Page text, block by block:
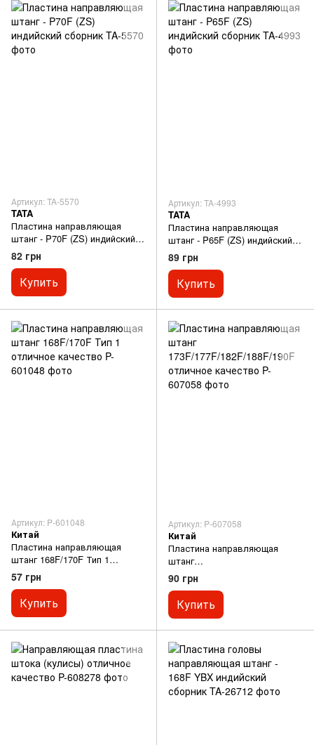
Артикул: TA-5570
TATA
Пластина направляющая
штанг - P70F (ZS) индийский
сборник
82 грн
Купить
Артикул: TA-4993
TATA
Пластина направляющая
штанг - P65F (ZS) индийский
сборник
89 грн
Купить
Артикул: P-601048
Китай
Пластина направляющая
штанг 168F/170F Тип 1
отличное качество
57 грн
Купить
Артикул: P-607058
Китай
Пластина направляющая
штанг
173F/177F/182F/188F/190F
отличное качество
90 грн
Купить